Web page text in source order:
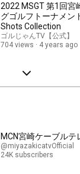
2022 MSGT 第1回宮
グゴルフトーナメン
Shots Collection
ゴルじゃんTV【公式】
704 views
4 years ago
MCN宮崎ケーブルテ
@miyazakicatvOfficial
24K subscribers